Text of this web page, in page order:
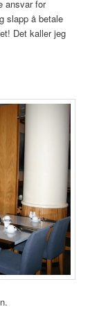
ansvar for
slapp å betale
Det kaller jeg